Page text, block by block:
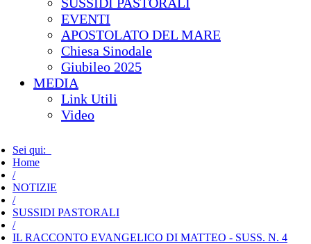
EVENTI
APOSTOLATO DEL MARE
Chiesa Sinodale
Giubileo 2025
MEDIA
Link Utili
Video
Sei qui:
Home
/
NOTIZIE
/
SUSSIDI PASTORALI
/
IL RACCONTO EVANGELICO DI MATTEO - SUSS. N. 4